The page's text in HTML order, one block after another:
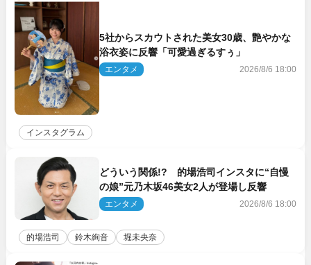
5社からスカウトされた美女30歳、艶やかな
浴衣姿に反響「可愛過ぎるすぅ」
エンタメ 2026/8/6 18:00
インスタグラム
どういう関係!? 的場浩司インスタに“自慢
の娘”元乃木坂46美女2人が登場し反響
エンタメ 2026/8/6 18:00
的場浩司 鈴木絢音 堀未央奈